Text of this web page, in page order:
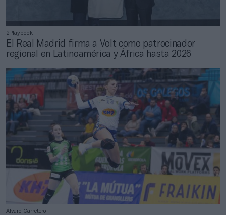
2Playbook
El Real Madrid firma a Volt como patrocinador
regional en Latinoamérica y África hasta 2026
Álvaro Carretero